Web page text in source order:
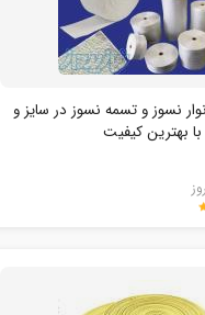
نسوز و تسمه نسوز در سایز و
با بهترین کیفیت